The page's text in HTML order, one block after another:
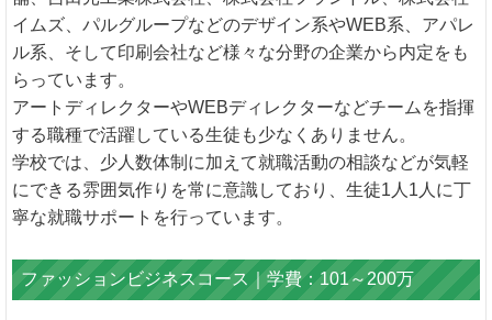
イムズ、パルグループなどのデザイン系やWEB系、アパレ
ル系、そして印刷会社など様々な分野の企業から内定をも
らっています。
アートディレクターやWEBディレクターなどチームを指揮
する職種で活躍している生徒も少なくありません。
学校では、少人数体制に加えて就職活動の相談などが気軽
にできる雰囲気作りを常に意識しており、生徒1人1人に丁
寧な就職サポートを行っています。
ファッションビジネスコース｜学費：101～200万